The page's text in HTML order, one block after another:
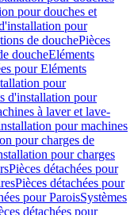
pour douches et
pour
de douchePièces
doucheEléments
pour Eléments
pour
d'installation pour
à laver et lave-
pour machines
pour charges de
pour charges
Pièces détachées pour
Pièces détachées pour
pour ParoisSystèmes
détachées pour